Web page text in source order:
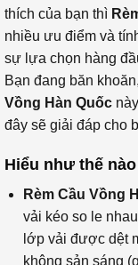
thích của bạn thì
nhiều ưu điểm và
sự lựa chọn hàng
Bạn đang băn
Vồng Hàn Quốc
đây sẽ giải đáp cho
Hiểu như thế
Rèm Cầu Vồng
vải kéo so le
lớp vải được dệt
không sản sáng